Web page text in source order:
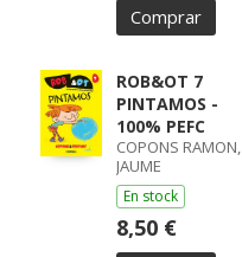
Comprar
ROB&OT 7
PINTAMOS -
100% PEFC
COPONS RAMON,
JAUME
En stock
8,50 €